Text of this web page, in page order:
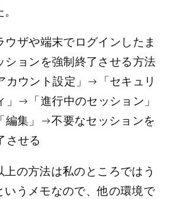
ウザや端末でログインしたま
ションを強制終了させる方法
カウント設定」→「セキュリ
」→「進行中のセッション」
編集」→不要なセッションを
させる
上の方法は私のところではう
いうメモなので、他の環境で